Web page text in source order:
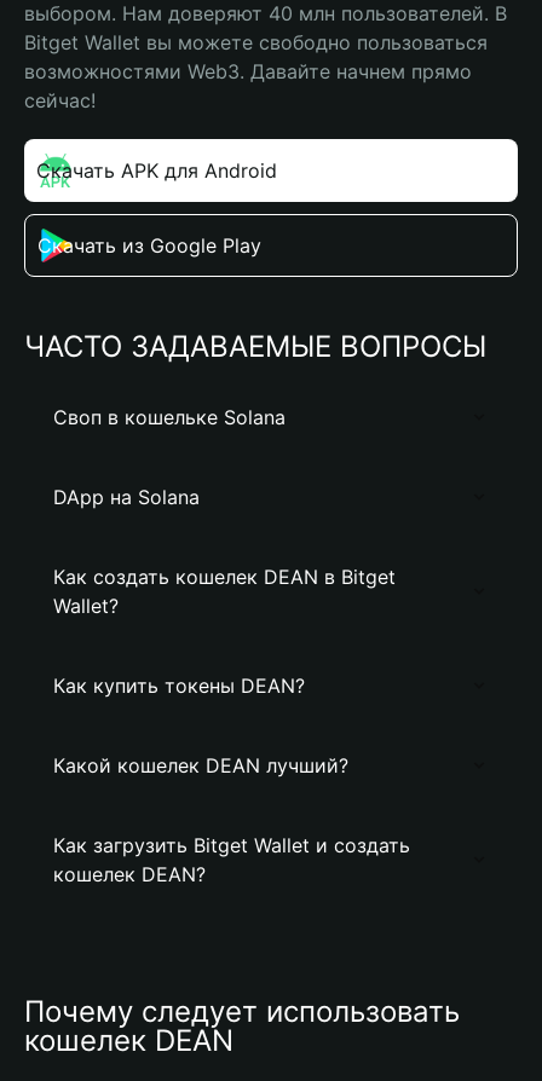
выбором. Нам доверяют 40 млн пользователей. В
Bitget Wallet вы можете свободно пользоваться
возможностями Web3. Давайте начнем прямо
сейчас!
Скачать APK для Android
Скачать из Google Play
ЧАСТО ЗАДАВАЕМЫЕ ВОПРОСЫ
Своп в кошельке Solana
DApp на Solana
Как создать кошелек DEAN в Bitget
Wallet?
Как купить токены DEAN?
Какой кошелек DEAN лучший?
Как загрузить Bitget Wallet и создать
кошелек DEAN?
Почему следует использовать
кошелек DEAN